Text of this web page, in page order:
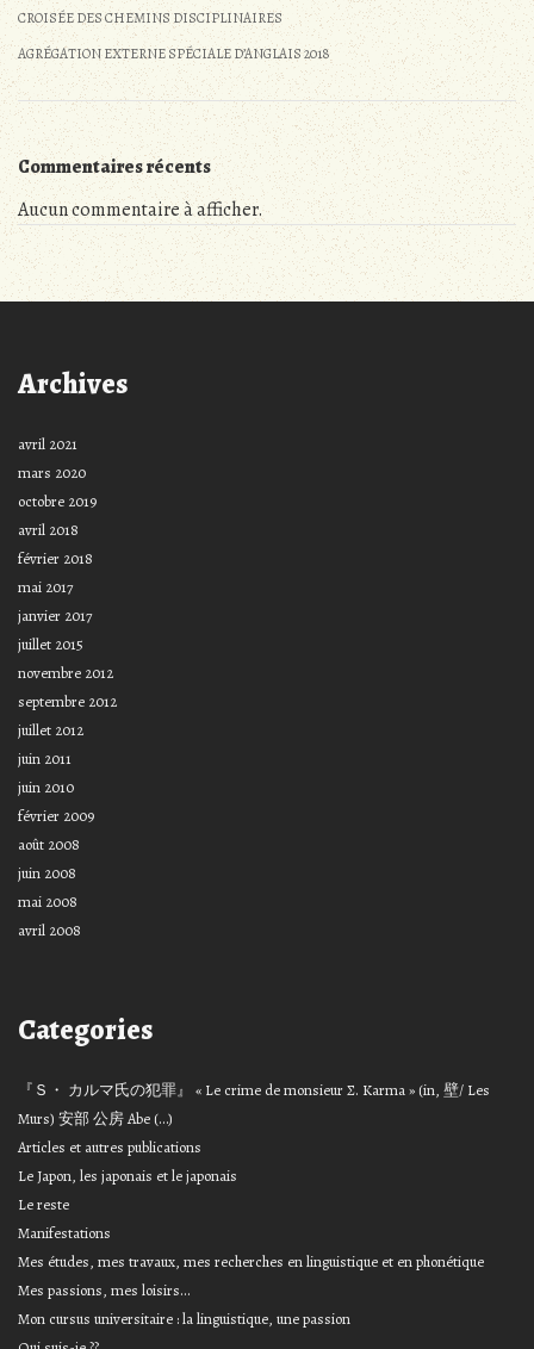
CROISÉE DES CHEMINS DISCIPLINAIRES
AGRÉGATION EXTERNE SPÉCIALE D’ANGLAIS 2018
Commentaires récents
Aucun commentaire à afficher.
Archives
avril 2021
mars 2020
octobre 2019
avril 2018
février 2018
mai 2017
janvier 2017
juillet 2015
novembre 2012
septembre 2012
juillet 2012
juin 2011
juin 2010
février 2009
août 2008
juin 2008
mai 2008
avril 2008
Categories
『Ｓ・ カルマ氏の犯罪』 « Le crime de monsieur Σ. Karma » (in, 壁/ Les
Murs) 安部 公房 Abe (…)
Articles et autres publications
Le Japon, les japonais et le japonais
Le reste
Manifestations
Mes études, mes travaux, mes recherches en linguistique et en phonétique
Mes passions, mes loisirs…
Mon cursus universitaire : la linguistique, une passion